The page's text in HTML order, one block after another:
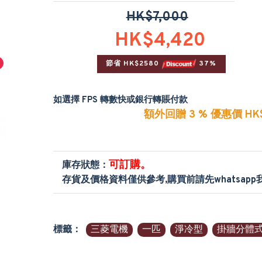
HK$4,420
HK$7,000
節省 HK$2580 37%
如選擇 FPS 轉數快或銀行轉賬付款
額外回贈 3 % 優惠價
庫存狀態： 可訂購。
存貨及價格資料僅供參考,購買前請先whatsapp
標籤： 三菱電機 一匹 淨冷型 掛牆分體